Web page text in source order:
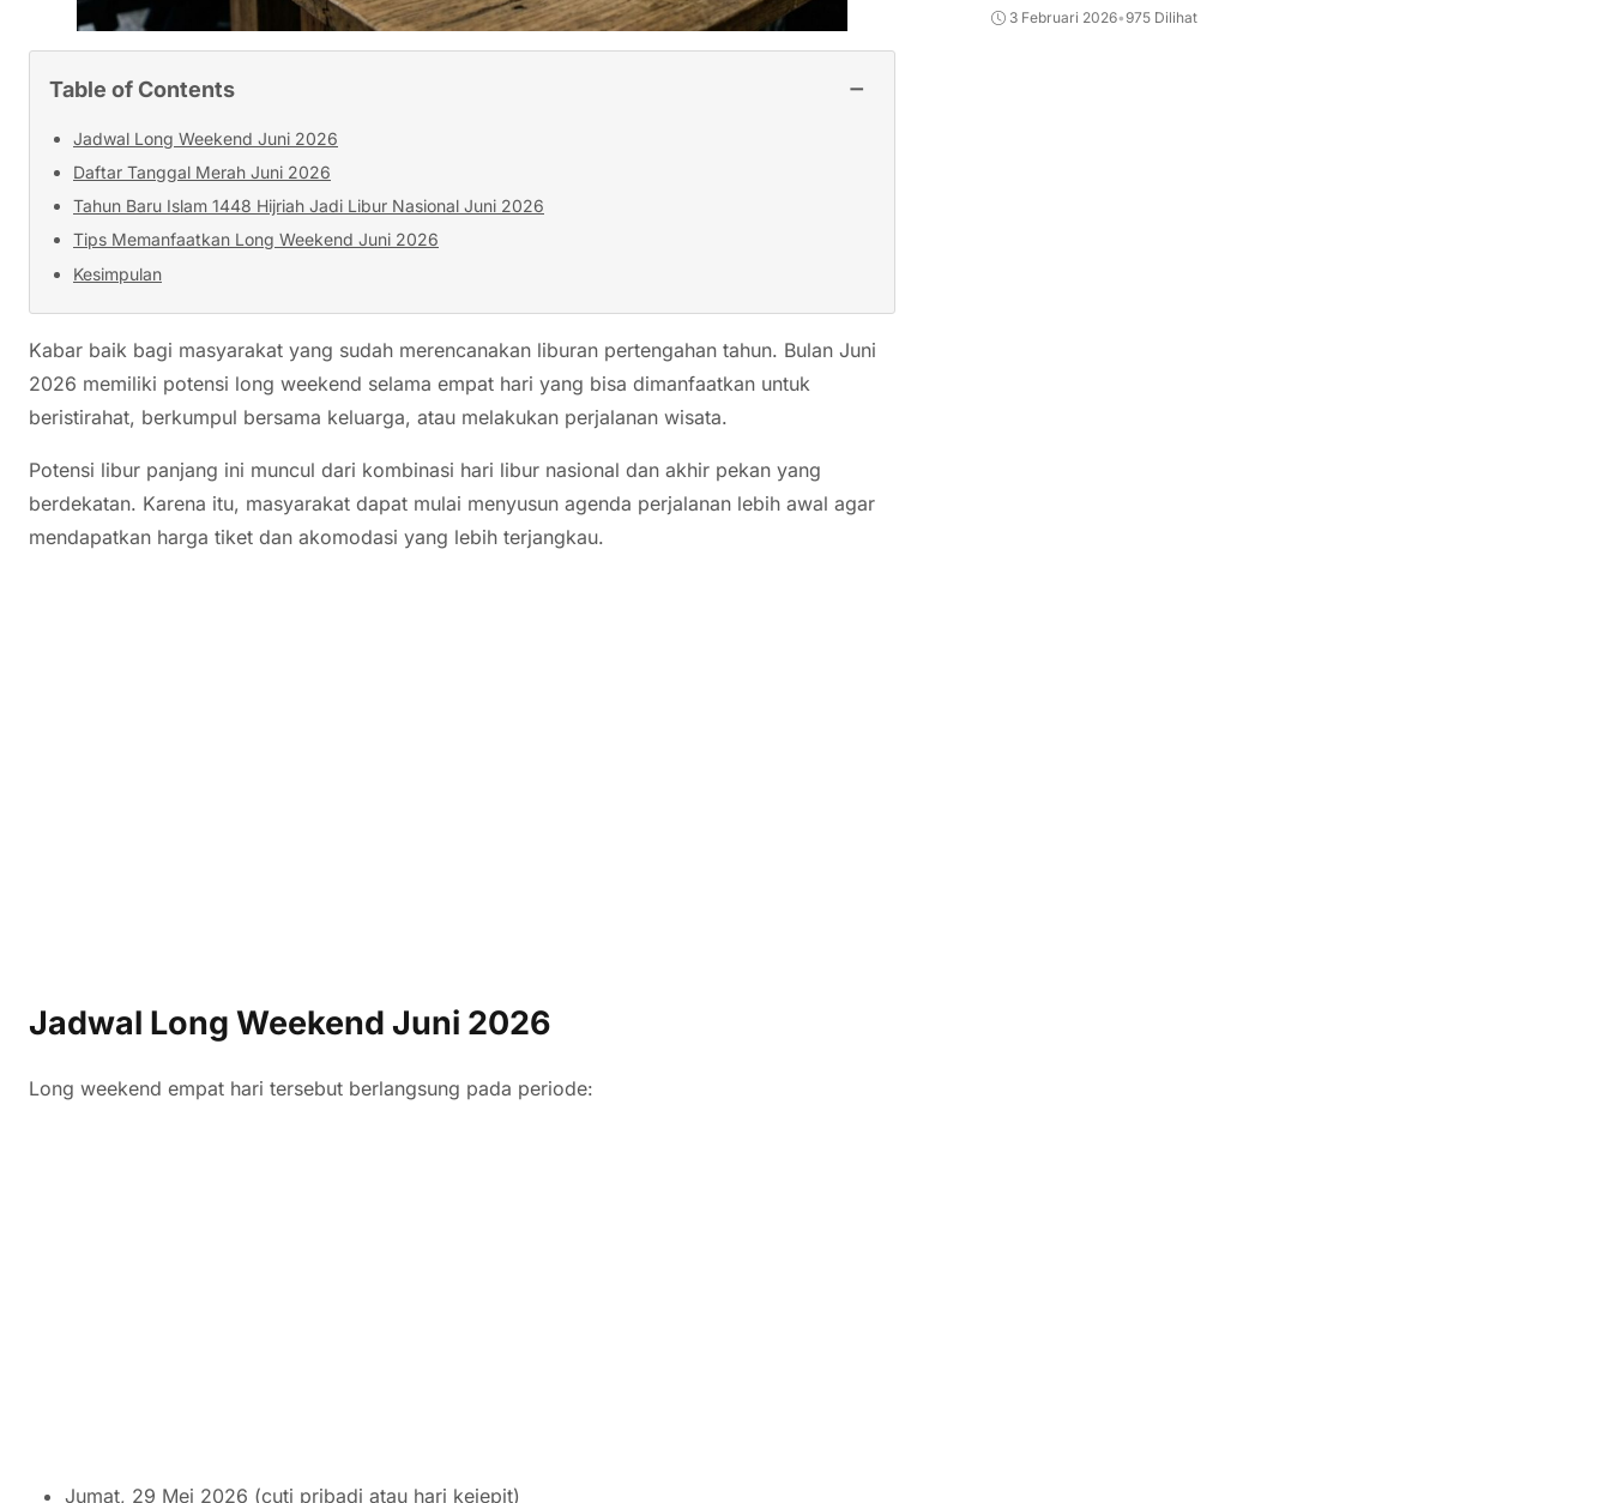
Table of Contents −
Jadwal Long Weekend Juni 2026
Daftar Tanggal Merah Juni 2026
Tahun Baru Islam 1448 Hijriah Jadi Libur Nasional Juni 2026
Tips Memanfaatkan Long Weekend Juni 2026
Kesimpulan
Kabar baik bagi masyarakat yang sudah merencanakan liburan pertengahan tahun. Bulan Juni
2026 memiliki potensi long weekend selama empat hari yang bisa dimanfaatkan untuk
beristirahat, berkumpul bersama keluarga, atau melakukan perjalanan wisata.
Potensi libur panjang ini muncul dari kombinasi hari libur nasional dan akhir pekan yang
berdekatan. Karena itu, masyarakat dapat mulai menyusun agenda perjalanan lebih awal agar
mendapatkan harga tiket dan akomodasi yang lebih terjangkau.
Jadwal Long Weekend Juni 2026
Long weekend empat hari tersebut berlangsung pada periode:
Jumat, 29 Mei 2026 (cuti pribadi atau hari kejepit)
3 Februari 2026•975 Dilihat